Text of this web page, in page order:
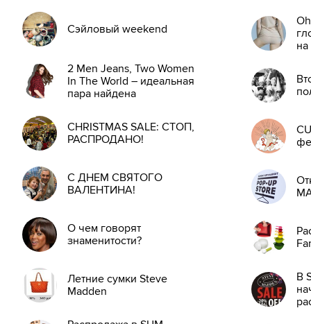
Сэйловый weekend
2 Men Jeans, Two Women
In The World – идеальная
пара найдена
CHRISTMAS SALE: СТОП,
РАСПРОДАНО!
С ДНЕМ СВЯТОГО
ВАЛЕНТИНА!
О чем говорят
знаменитости?
Летние сумки Steve
Madden
В